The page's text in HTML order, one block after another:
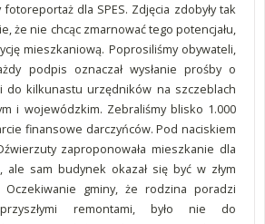
dla SPES. Zdjęcia zdobyły tak
że nie chcąc zmarnować tego potencjału,
mieszkaniową. Poprosiliśmy obywateli,
podpis oznaczał wysłanie prośby o
do kilkunastu urzędników na szczeblach
i wojewódzkim. Zebraliśmy blisko 1.000
finansowe darczyńców. Pod naciskiem
zaproponowała mieszkanie dla
sam budynek okazał się być w złym
Oczekiwanie gminy, że rodzina poradzi
remontami, było nie do